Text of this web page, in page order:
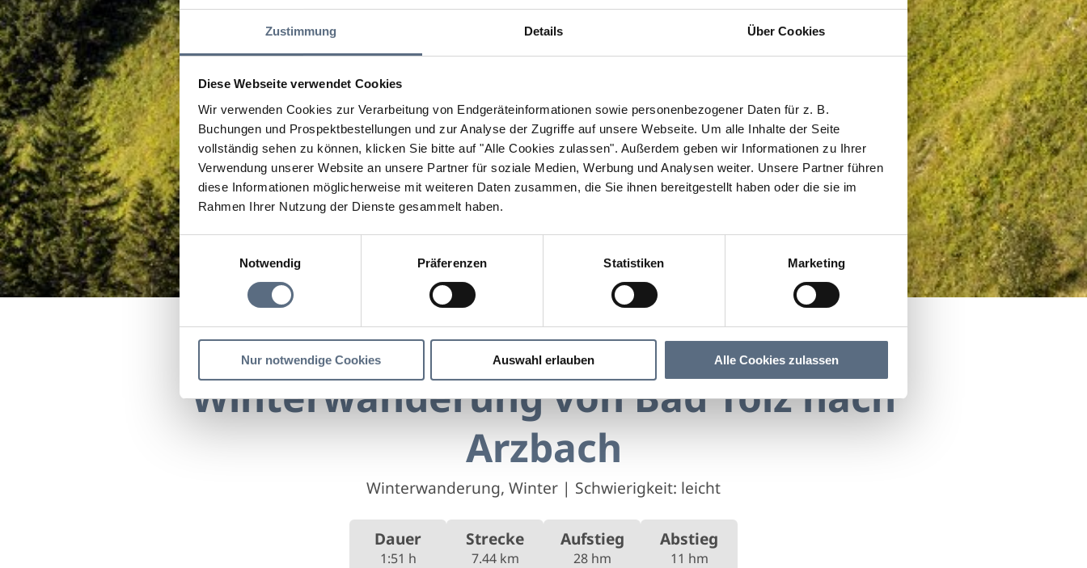
Zustimmung Details Über Cookies
Diese Webseite verwendet Cookies
Wir verwenden Cookies zur Verarbeitung von Endgeräteinformationen sowie personenbezogener Daten für z. B.
Buchungen und Prospektbestellungen und zur Analyse der Zugriffe auf unsere Webseite. Um alle Inhalte der Seite
vollständig sehen zu können, klicken Sie bitte auf "Alle Cookies zulassen". Außerdem geben wir Informationen zu Ihrer
Verwendung unserer Website an unsere Partner für soziale Medien, Werbung und Analysen weiter. Unsere Partner führen
diese Informationen möglicherweise mit weiteren Daten zusammen, die Sie ihnen bereitgestellt haben oder die sie im
Rahmen Ihrer Nutzung der Dienste gesammelt haben.
Einwilligungsauswahl
Notwendig
Präferenzen Statistiken Marketing
Nur notwendige Cookies Auswahl erlauben Alle Cookies zulassen
Winterwanderung von Bad Tölz nach Arzbach
Winterwanderung von Bad Tölz nach
Arzbach
Winterwanderung, Winter | Schwierigkeit: leicht
Dauer
1:51 h
Strecke
7.44 km
Aufstieg
28 hm
Abstieg
11 hm